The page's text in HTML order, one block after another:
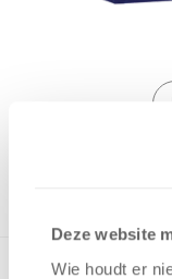
Deze website
Wie houdt er